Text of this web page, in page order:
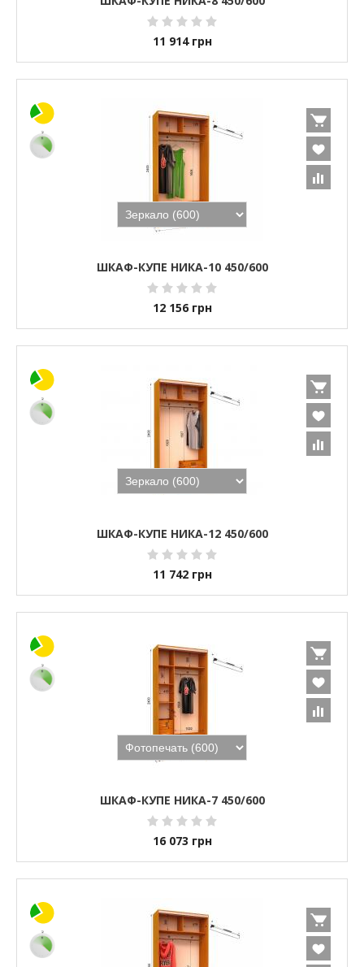
11 914 грн
ШКАФ-КУПЕ НИКА-10 450/600
12 156 грн
ШКАФ-КУПЕ НИКА-12 450/600
11 742 грн
ШКАФ-КУПЕ НИКА-7 450/600
16 073 грн